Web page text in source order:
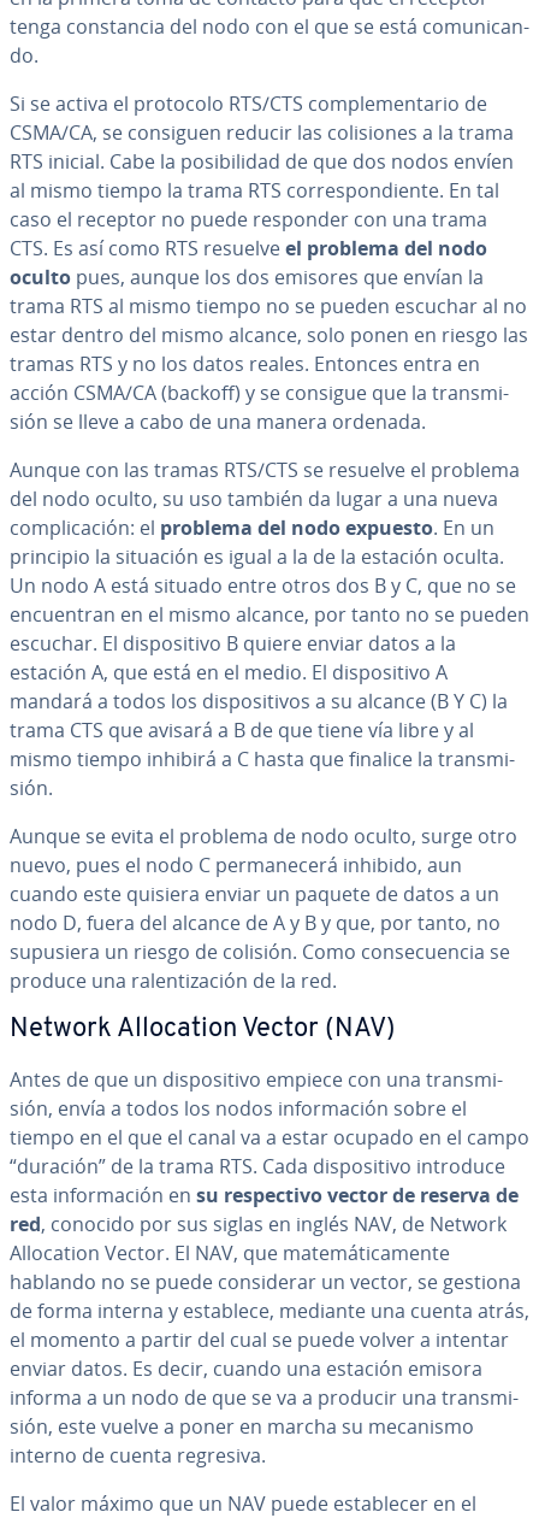
tenga co­n­s­ta­n­cia del nodo con el que se está co­mu­ni­ca­n­
do.
Si se activa el protocolo RTS/CTS co­m­ple­me­n­ta­rio de
CSMA/CA, se consiguen reducir las co­li­sio­nes a la trama
RTS inicial. Cabe la po­si­bi­li­dad de que dos nodos envíen
al mismo tiempo la trama RTS co­rre­s­po­n­die­n­te. En tal
caso el receptor no puede responder con una trama
CTS. Es así como RTS resuelveel problema del nodo
oculto pues, aunque los dos emisores que envían la
trama RTS al mismo tiempo no se pueden escuchar al no
estar dentro del mismo alcance, solo ponen en riesgo las
tramas RTS y no los datos reales. Entonces entra en
acción CSMA/CA (backoff) y se consigue que la tra­n­s­mi­
sión se lleve a cabo de una manera ordenada.
Aunque con las tramas RTS/CTS se resuelve el problema
del nodo oculto, su uso también da lugar a una nueva
co­m­pli­ca­ción: el problema del nodo expuesto. En un
principio la situación es igual a la de la estación oculta.
Un nodo A está situado entre otros dos B y C, que no se
en­cue­n­tran en el mismo alcance, por tanto no se pueden
escuchar. El di­s­po­si­ti­vo B quiere enviar datos a la
estación A, que está en el medio. El di­s­po­si­ti­vo A
mandará a todos los di­s­po­si­ti­vos a su alcance (B Y C) la
trama CTS que avisará a B de que tiene vía libre y al
mismo tiempo inhibirá a C hasta que finalice la tra­n­s­mi­
sión.
Aunque se evita el problema de nodo oculto, surge otro
nuevo, pues el nodo C pe­r­ma­ne­ce­rá inhibido, aun
cuando este quisiera enviar un paquete de datos a un
nodo D, fuera del alcance de A y B y que, por tanto, no
supusiera un riesgo de colisión. Como co­n­se­cue­n­cia se
produce una ra­le­n­ti­za­ción de la red.
Network Allo­ca­tion Vector (NAV)
Antes de que un di­s­po­si­ti­vo empiece con una tra­n­s­mi­
sión, envía a todos los nodos in­fo­r­ma­ción sobre el
tiempo en el que el canal va a estar ocupado en el campo
“duración” de la trama RTS. Cada di­s­po­si­ti­vo introduce
esta in­fo­r­ma­ción en su re­s­pe­c­ti­vo vector de reserva de
red, conocido por sus siglas en inglés NAV, de Network
Allo­ca­tion Vector. El NAV, que ma­te­má­ti­ca­me­n­te
hablando no se puede co­n­si­de­rar un vector, se gestiona
de forma interna y establece, mediante una cuenta atrás,
el momento a partir del cual se puede volver a intentar
enviar datos. Es decir, cuando una estación emisora
informa a un nodo de que se va a producir una tra­n­s­mi­
sión, este vuelve a poner en marcha su mecanismo
interno de cuenta regresiva.
El valor máximo que un NAV puede es­ta­ble­cer en el